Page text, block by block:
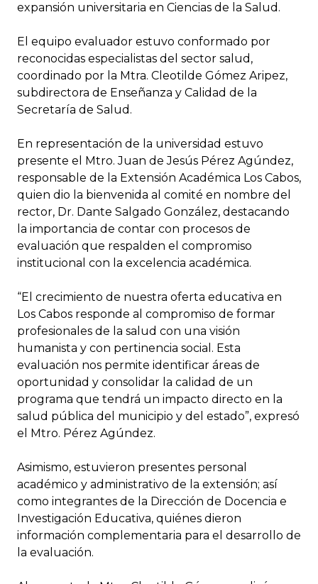
expansión universitaria en Ciencias de la Salud.
El equipo evaluador estuvo conformado por
reconocidas especialistas del sector salud,
coordinado por la Mtra. Cleotilde Gómez Aripez,
subdirectora de Enseñanza y Calidad de la
Secretaría de Salud.
En representación de la universidad estuvo
presente el Mtro. Juan de Jesús Pérez Agúndez,
responsable de la Extensión Académica Los Cabos,
quien dio la bienvenida al comité en nombre del
rector, Dr. Dante Salgado González, destacando
la importancia de contar con procesos de
evaluación que respalden el compromiso
institucional con la excelencia académica.
“El crecimiento de nuestra oferta educativa en
Los Cabos responde al compromiso de formar
profesionales de la salud con una visión
humanista y con pertinencia social. Esta
evaluación nos permite identificar áreas de
oportunidad y consolidar la calidad de un
programa que tendrá un impacto directo en la
salud pública del municipio y del estado”, expresó
el Mtro. Pérez Agúndez.
Asimismo, estuvieron presentes personal
académico y administrativo de la extensión; así
como integrantes de la Dirección de Docencia e
Investigación Educativa, quiénes dieron
información complementaria para el desarrollo de
la evaluación.